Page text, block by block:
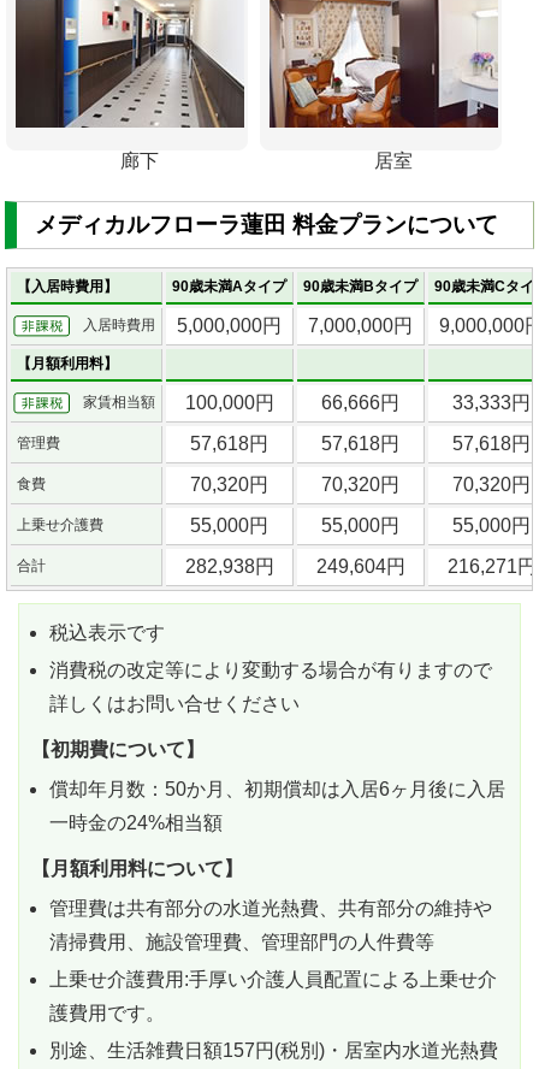
廊下 居室
メディカルフローラ蓮田 料金プランについて
【入居時費用】 90歳未満Aタイプ 90歳未満Bタイプ 90歳未満Cタイ
入居時費用 5,000,000円 7,000,000円 9,000,000
【月額利用料】
家賃相当額 100,000円 66,666円 33,333円
管理費 57,618円 57,618円 57,618円
食費 70,320円 70,320円 70,320円
上乗せ介護費 55,000円 55,000円 55,000円
合計 282,938円 249,604円 216,271円
税込表示です
消費税の改定等により変動する場合が有りますので
詳しくはお問い合せください
【初期費について】
償却年月数：50か月、初期償却は入居6ヶ月後に入居
一時金の24%相当額
【月額利用料について】
管理費は共有部分の水道光熱費、共有部分の維持や
清掃費用、施設管理費、管理部門の人件費等
上乗せ介護費用:手厚い介護人員配置による上乗せ介
護費用です。
別途、生活雑費日額157円(税別)・居室内水道光熱費